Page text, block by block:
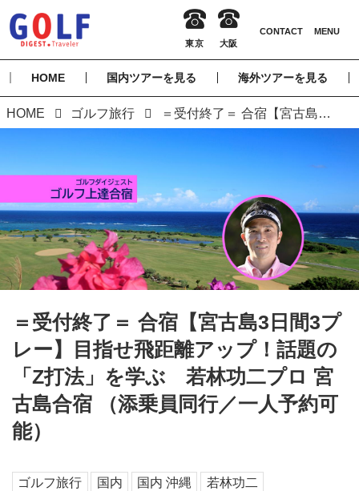
HOME 国内ツアーを見る 海外ツアーを見る
HOME ゴルフ旅行 ＝受付終了＝ 合宿【宮古島3日間3プレー】目指せ飛距離アップ！話題の「Z打法」を学ぶ 若林功二プロ 宮古島合宿 （添乗員同行／一人予約可能）
＝受付終了＝ 合宿【宮古島3日間3プ
レー】目指せ飛距離アップ！話題の
「Z打法」を学ぶ 若林功二プロ 宮
古島合宿 （添乗員同行／一人予約可
能）
ゴルフ旅行 国内 国内 沖縄
若林功二